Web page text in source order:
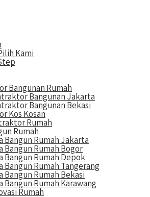
Kami
Bangunan Rumah
Bangunan Jakarta
Bangunan Bekasi
Kos Kosan
Rumah
Rumah
Bangun Rumah Jakarta
Bangun Rumah Bogor
Bangun Rumah Depok
Bangun Rumah Tangerang
Bangun Rumah Bekasi
Bangun Rumah Karawang
Rumah